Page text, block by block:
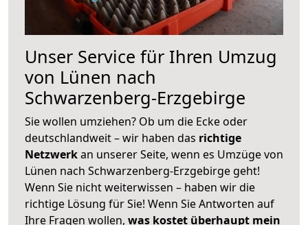
Unser Service für Ihren Umzug
von Lünen nach
Schwarzenberg-Erzgebirge
Sie wollen umziehen? Ob um die Ecke oder
deutschlandweit – wir haben das richtige
Netzwerkan unserer Seite, wenn es Umzüge von
Lünen nach Schwarzenberg-Erzgebirge geht!
Wenn Sie nicht weiterwissen – haben wir die
richtige Lösung für Sie! Wenn Sie Antworten auf
Ihre Fragen wollen, was kostet überhaupt mein